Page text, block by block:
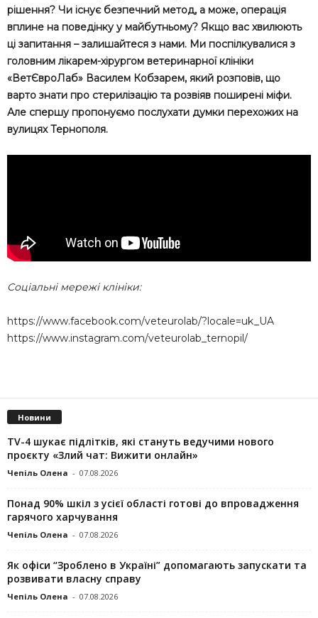
рішення? Чи існує безпечний метод, а може, операція
вплине на поведінку у майбутньому? Якщо вас хвилюють
ці запитання – залишайтеся з нами. Ми поспілкувалися з
головним лікарем-хірургом ветеринарної клініки
«ВетЄвроЛаб» Василем Кобзарем, який розповів, що
варто знати про стерилізацію та розвіяв поширені міфи.
Але спершу пропонуємо послухати думки перехожих на
вулицях Тернополя.
Соціальні мережі клініки:
https://www.facebook.com/veteurolab/?locale=uk_UA
https://www.instagram.com/veteurolab_ternopil/
Новини
TV-4 шукає підлітків, які стануть ведучими нового
проєкту «Злий чат: Вижити онлайн»
Чепіль Олена - 07.08.2026
Понад 90% шкіл з усієї області готові до впровадження
гарячого харчування
Чепіль Олена - 07.08.2026
Як офіси “Зроблено в Україні” допомагають запускaти та
розвивати власну справу
Чепіль Олена - 07.08.2026